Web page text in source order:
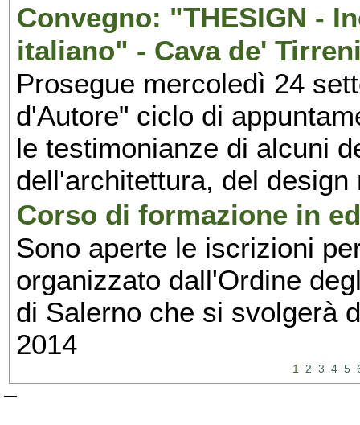
Convegno: "THESIGN -
italiano" - Cava de'
Prosegue mercoledì 24
d'Autore" ciclo di
le testimonianze di alcuni
dell'architettura, del
Corso di formazione in
Sono aperte le iscrizioni
organizzato dall'Ordine
di Salerno che si svolgerà
2014
1 2 3 4 5